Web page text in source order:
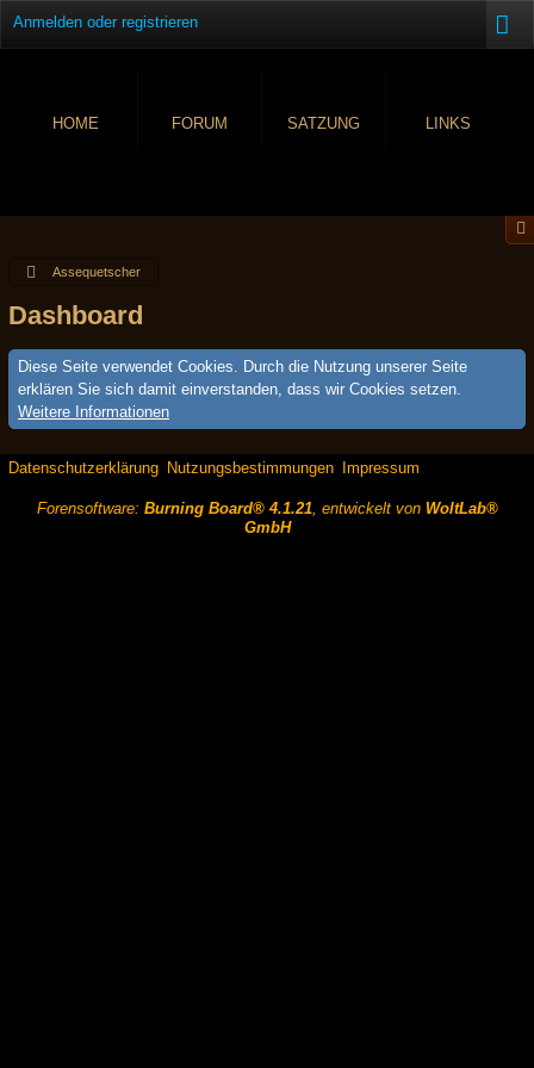
Anmelden oder registrieren
HOME FORUM SATZUNG LINKS
Assequetscher
Dashboard
Diese Seite verwendet Cookies. Durch die Nutzung unserer Seite
erklären Sie sich damit einverstanden, dass wir Cookies setzen.
Weitere Informationen
Datenschutzerklärung Nutzungsbestimmungen Impressum
Forensoftware: Burning Board® 4.1.21, entwickelt von WoltLab®
GmbH